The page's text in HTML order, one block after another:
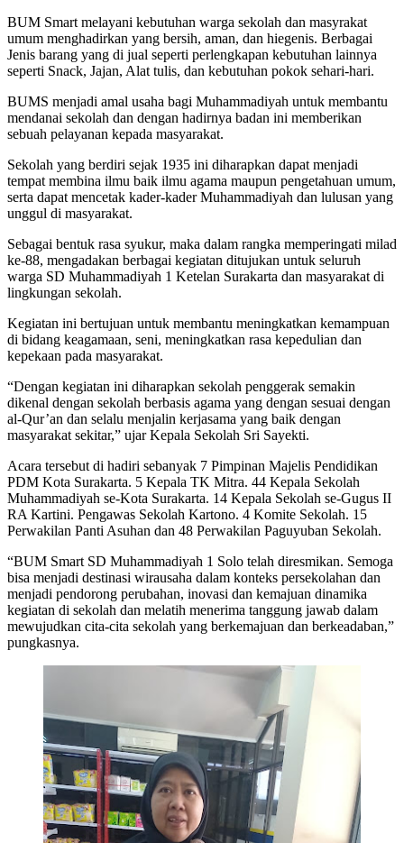
BUM Smart melayani kebutuhan warga sekolah dan masyrakat
umum menghadirkan yang bersih, aman, dan hiegenis. Berbagai
Jenis barang yang di jual seperti perlengkapan kebutuhan lainnya
seperti Snack, Jajan, Alat tulis, dan kebutuhan pokok sehari-hari.
BUMS menjadi amal usaha bagi Muhammadiyah untuk membantu
mendanai sekolah dan dengan hadirnya badan ini memberikan
sebuah pelayanan kepada masyarakat.
Sekolah yang berdiri sejak 1935 ini diharapkan dapat menjadi
tempat membina ilmu baik ilmu agama maupun pengetahuan umum,
serta dapat mencetak kader-kader Muhammadiyah dan lulusan yang
unggul di masyarakat.
Sebagai bentuk rasa syukur, maka dalam rangka memperingati milad
ke-88, mengadakan berbagai kegiatan ditujukan untuk seluruh
warga SD Muhammadiyah 1 Ketelan Surakarta dan masyarakat di
lingkungan sekolah.
Kegiatan ini bertujuan untuk membantu meningkatkan kemampuan
di bidang keagamaan, seni, meningkatkan rasa kepedulian dan
kepekaan pada masyarakat.
“Dengan kegiatan ini diharapkan sekolah penggerak semakin
dikenal dengan sekolah berbasis agama yang dengan sesuai dengan
al-Qur’an dan selalu menjalin kerjasama yang baik dengan
masyarakat sekitar,” ujar Kepala Sekolah Sri Sayekti.
Acara tersebut di hadiri sebanyak 7 Pimpinan Majelis Pendidikan
PDM Kota Surakarta. 5 Kepala TK Mitra. 44 Kepala Sekolah
Muhammadiyah se-Kota Surakarta. 14 Kepala Sekolah se-Gugus II
RA Kartini. Pengawas Sekolah Kartono. 4 Komite Sekolah. 15
Perwakilan Panti Asuhan dan 48 Perwakilan Paguyuban Sekolah.
“BUM Smart SD Muhammadiyah 1 Solo telah diresmikan. Semoga
bisa menjadi destinasi wirausaha dalam konteks persekolahan dan
menjadi pendorong perubahan, inovasi dan kemajuan dinamika
kegiatan di sekolah dan melatih menerima tanggung jawab dalam
mewujudkan cita-cita sekolah yang berkemajuan dan berkeadaban,”
pungkasnya.